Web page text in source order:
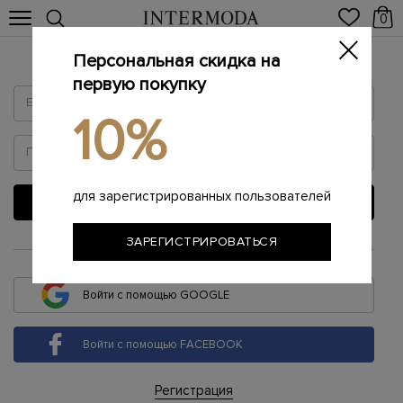
0
Войти
ВОЙТИ
или
Войти с помощью GOOGLE
Войти с помощью FACEBOOK
Регистрация
Персональная скидка на
первую покупку
10%
для зарегистрированных пользователей
ЗАРЕГИСТРИРОВАТЬСЯ